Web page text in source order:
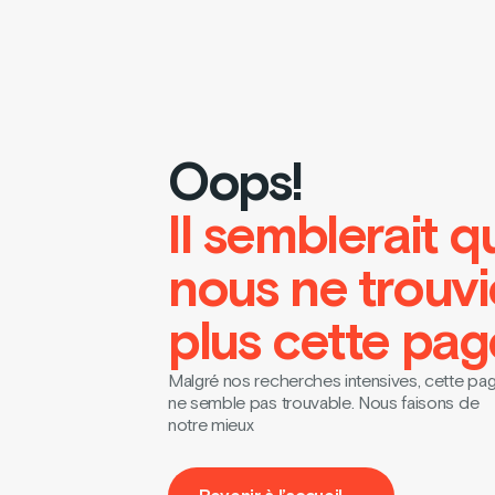
Oops!
Il semblerait
nous ne
plus cette
Malgré nos recherches intensives, cette
ne semble pas trouvable. Nous faisons de
notre mieux